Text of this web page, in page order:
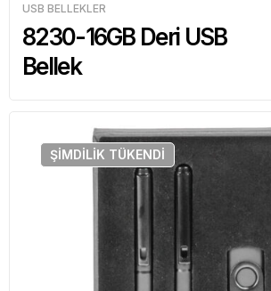
USB BELLEKLER
8230-16GB Deri USB
Bellek
ŞIMDILIK TÜKENDI